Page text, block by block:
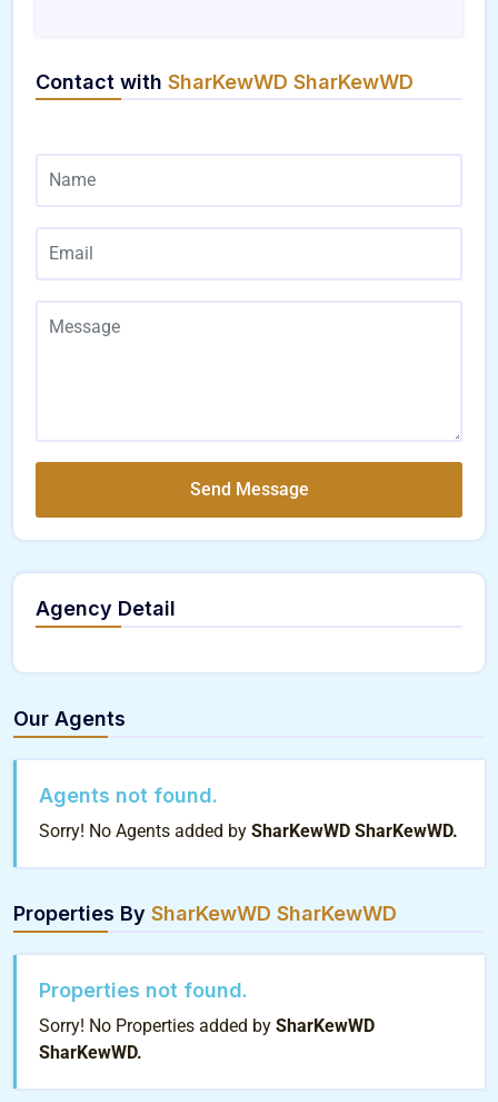
Contact with SharKewWD SharKewWD
Send Message
Agency Detail
Our Agents
Agents not found.
Sorry! No Agents added by SharKewWD SharKewWD.
Properties By SharKewWD SharKewWD
Properties not found.
Sorry! No Properties added by SharKewWD
SharKewWD.